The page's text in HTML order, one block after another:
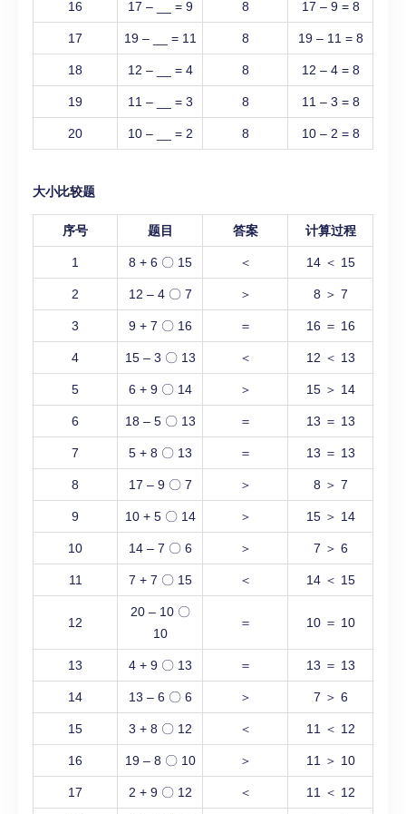
16 17 – __ = 9 8 17 – 9 = 8
17 19 – __ = 11 8 19 – 11 = 8
18 12 – __ = 4 8 12 – 4 = 8
19 11 – __ = 3 8 11 – 3 = 8
20 10 – __ = 2 8 10 – 2 = 8
大小比较题
序号 题目 答案 计算过程
1 8 + 6 〇 15 ＜ 14 ＜ 15
2 12 – 4 〇 7 ＞ 8 ＞ 7
3 9 + 7 〇 16 ＝ 16 ＝ 16
4 15 – 3 〇 13 ＜ 12 ＜ 13
5 6 + 9 〇 14 ＞ 15 ＞ 14
6 18 – 5 〇 13 ＝ 13 ＝ 13
7 5 + 8 〇 13 ＝ 13 ＝ 13
8 17 – 9 〇 7 ＞ 8 ＞ 7
9 10 + 5 〇 14 ＞ 15 ＞ 14
10 14 – 7 〇 6 ＞ 7 ＞ 6
11 7 + 7 〇 15 ＜ 14 ＜ 15
12
20 – 10 〇
10
＝ 10 ＝ 10
13 4 + 9 〇 13 ＝ 13 ＝ 13
14 13 – 6 〇 6 ＞ 7 ＞ 6
15 3 + 8 〇 12 ＜ 11 ＜ 12
16 19 – 8 〇 10 ＞ 11 ＞ 10
17 2 + 9 〇 12 ＜ 11 ＜ 12